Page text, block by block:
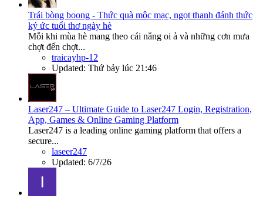
Trái bòng boong - Thức quà mộc mạc, ngọt thanh đánh thức
ký ức tuổi thơ ngày hè
Mỗi khi mùa hè mang theo cái nắng oi ả và những cơn mưa
chợt đến chợt...
traicayhp-12
Updated: Thứ bảy lúc 21:46
Laser247 – Ultimate Guide to Laser247 Login, Registration,
App, Games & Online Gaming Platform
Laser247 is a leading online gaming platform that offers a
secure...
laseer247
Updated: 6/7/26